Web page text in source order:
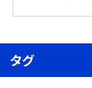
タグ